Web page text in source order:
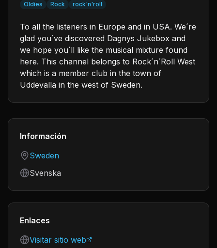
Oldies Rock rock'n'roll
To all the listeners in Europe and in USA. We´re
glad you´ve discovered Dagnys Jukebox and
we hope you´ll like the musical mixture found
here. This channel belongs to Rock´n´Roll West
which is a member club in the town of
Uddevalla in the west of Sweden.
Información
Country
Sweden
Language
Svenska
Enlaces
Visitar sitio web